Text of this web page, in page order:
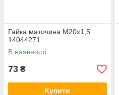
Гайка маточина М20х1,5
14044271
В наявності
73 ₴
Купити